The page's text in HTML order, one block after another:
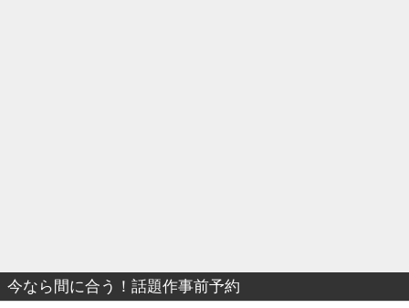
今なら間に合う！話題作事前予約